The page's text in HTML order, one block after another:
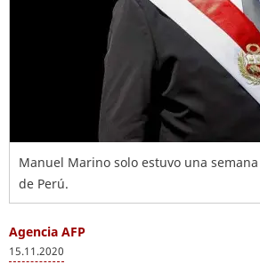
Manuel Marino solo estuvo una
de Perú.
Agencia AFP
15.11.2020